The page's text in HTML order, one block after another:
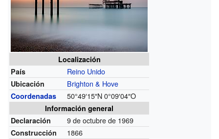
Localización
País
Reino Unido
Ubicación Brighton & Hove
Coordenadas 50°49′15″N0°09′04″O
Información general
Declaración
9 de octubre de 1969
Construcción 1866